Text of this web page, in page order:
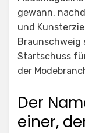
gewann,
und
Braunschweig
Startschuss
der
Der
einer,